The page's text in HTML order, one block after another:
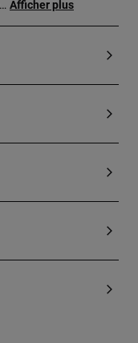
Afficher plus